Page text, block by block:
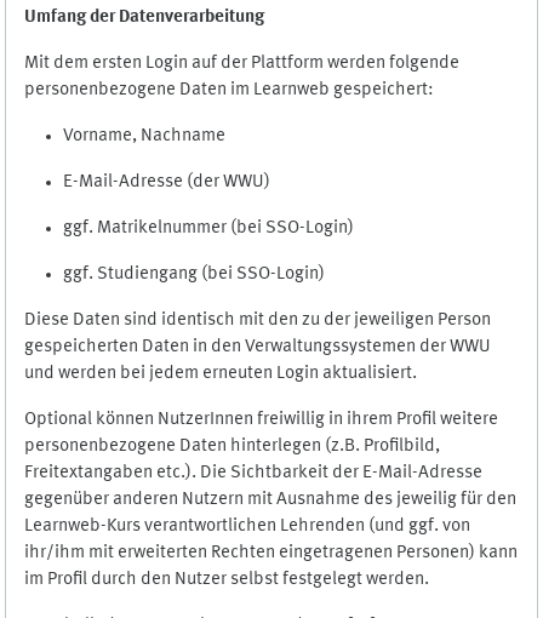
Umfang der Datenverarbeitung
Mit dem ersten Login auf der Plattform werden folgende
personenbezogene Daten im Learnweb gespeichert:
Vorname, Nachname
E-Mail-Adresse (der WWU)
ggf. Matrikelnummer (bei SSO-Login)
ggf. Studiengang (bei SSO-Login)
Diese Daten sind identisch mit den zu der jeweiligen Person
gespeicherten Daten in den Verwaltungssystemen der WWU
und werden bei jedem erneuten Login aktualisiert.
Optional können NutzerInnen freiwillig in ihrem Profil weitere
personenbezogene Daten hinterlegen (z.B. Profilbild,
Freitextangaben etc.). Die Sichtbarkeit der E-Mail-Adresse
gegenüber anderen Nutzern mit Ausnahme des jeweilig für den
Learnweb-Kurs verantwortlichen Lehrenden (und ggf. von
ihr/ihm mit erweiterten Rechten eingetragenen Personen) kann
im Profil durch den Nutzer selbst festgelegt werden.